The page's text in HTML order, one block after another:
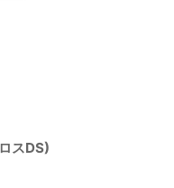
スDS)